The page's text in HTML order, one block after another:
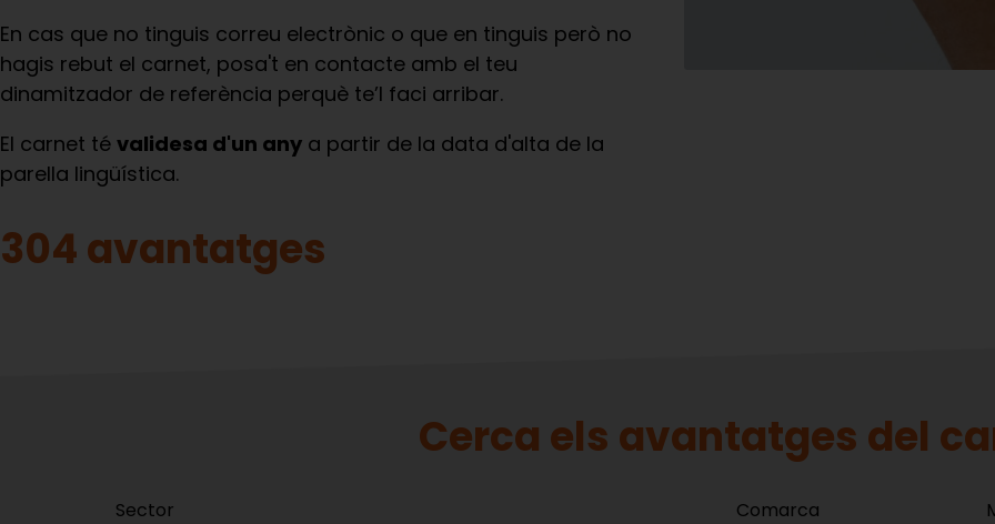
En cas que no tinguis correu electrònic o que en tinguis però no
hagis rebut el carnet, posa't en contacte amb el teu
dinamitzador de referència perquè te’l faci arribar.
El carnet té validesa d'un any a partir de la data d'alta de la
parella lingüística.
304 avantatges
Cerca els avantatges del
Sector Comarca